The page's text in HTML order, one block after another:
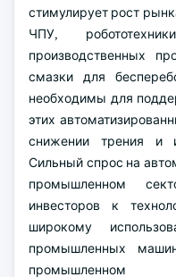
стимулирует рост
ЧПУ,
производственных
смазки для
необходимы для
этих
снижении трения и
Сильный спрос на
промышленном
инвесторов к
широкому
промышленных
промышленном